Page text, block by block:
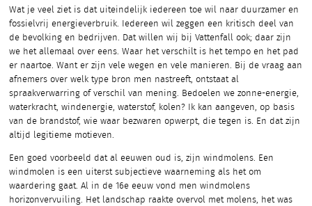
Wat je veel ziet is dat uiteindelijk iedereen toe wil naar duurzamer en
fossielvrij energieverbruik. Iedereen wil zeggen een kritisch deel van
de bevolking en bedrijven. Dat willen wij bij Vattenfall ook; daar zijn
we het allemaal over eens. Waar het verschilt is het tempo en het pad
er naartoe. Want er zijn vele wegen en vele manieren. Bij de vraag aan
afnemers over welk type bron men nastreeft, ontstaat al
spraakverwarring of verschil van mening. Bedoelen we zonne-energie,
waterkracht, windenergie, waterstof, kolen? Ik kan aangeven, op basis
van de brandstof, wie waar bezwaren opwerpt, die tegen is. En dat zijn
altijd legitieme motieven.
Een goed voorbeeld dat al eeuwen oud is, zijn windmolens. Een
windmolen is een uiterst subjectieve waarneming als het om
waardering gaat. Al in de 16e eeuw vond men windmolens
horizonvervuiling. Het landschap raakte overvol met molens, het was